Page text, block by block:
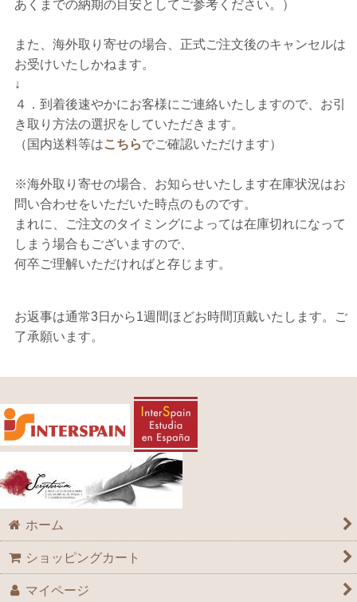
あくまでの納期の目安としてご参考ください。）
また、海外取り寄せの場合、正式ご注文後のキャンセルは
お受けいたしかねます。
↓
４．到着後速やかにお客様にご連絡いたしますので、お引
き取り方法の選択をしていただきます。
（国内送料等はこちらでご確認いただけます）
※海外取り寄せの場合、お知らせいたします在庫状況はお
問い合わせをいただいた時点のものです。
まれに、ご注文のタイミングによっては在庫切れになって
しまう場合もございますので、
何卒ご理解いただければと存じます。
お返事は通常3日から1週間ほどお時間頂戴いたします。ご
了承願います。
ホーム
ショッピングカート
マイページ